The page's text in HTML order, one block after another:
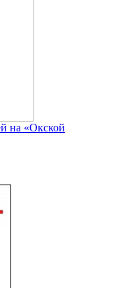
на «Окской